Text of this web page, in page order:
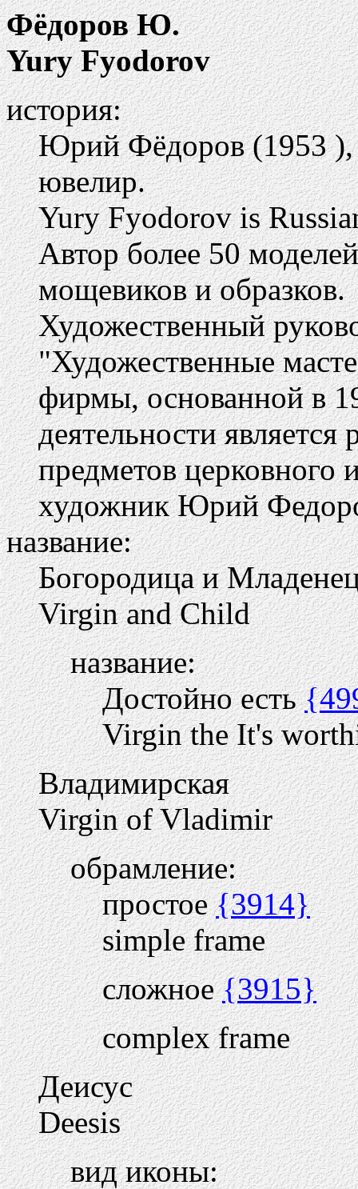
Фёдоров Ю.
Yury Fyodorov
история:
Юрий Фёдоров (1953 ),
ювелир.
Yury Fyodorov is
Автор более 50
мощевиков и образков.
Художественный
"Художественные
фирмы, основанной в
деятельности является
предметов церковного
художник Юрий
название:
Богородица и
Virgin and Child
название:
Достойно есть
Virgin the It's
Владимирская
Virgin of Vladimir
обрамление:
простое{3914}
simple frame
сложное{3915}
complex frame
Деисус
Deesis
вид иконы: